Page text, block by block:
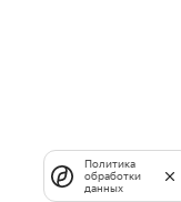
Политика
обработки
данных